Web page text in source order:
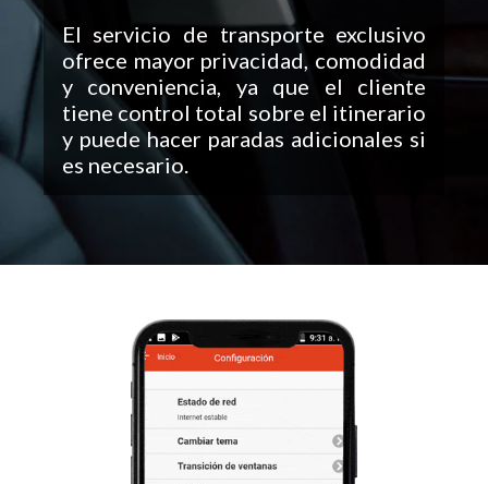
El servicio de transporte exclusivo
ofrece mayor privacidad, comodidad
y conveniencia, ya que el cliente
tiene control total sobre el itinerario
y puede hacer paradas adicionales si
es necesario.